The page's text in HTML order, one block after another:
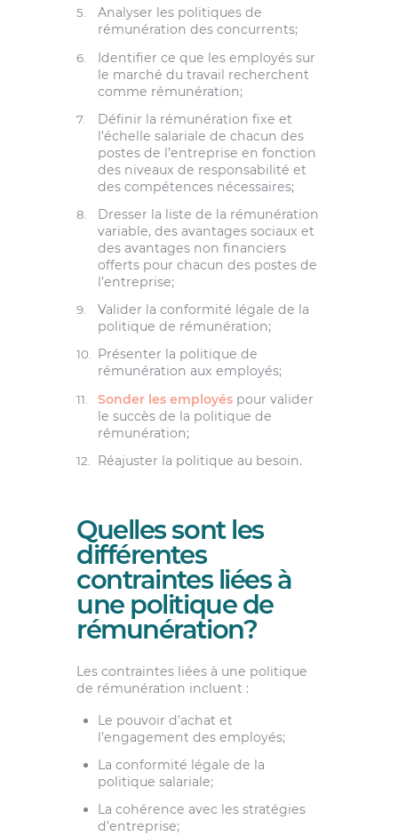
Analyser les politiques de
rémunération des concurrents;
Identifier ce que les employés sur
le marché du travail recherchent
comme rémunération;
Définir la rémunération fixe et
l’échelle salariale de chacun des
postes de l’entreprise en fonction
des niveaux de responsabilité et
des compétences nécessaires;
Dresser la liste de la rémunération
variable, des avantages sociaux et
des avantages non financiers
offerts pour chacun des postes de
l’entreprise;
Valider la conformité légale de la
politique de rémunération;
Présenter la politique de
rémunération aux employés;
Sonder les employéspour valider
le succès de la politique de
rémunération;
Réajuster la politique au besoin.
Quelles sont les
différentes
contraintes liées à
une politique de
rémunération?
Les contraintes liées à une politique
de rémunération incluent :
Le pouvoir d’achat et
l’engagement des employés;
La conformité légale de la
politique salariale;
La cohérence avec les stratégies
d’entreprise;